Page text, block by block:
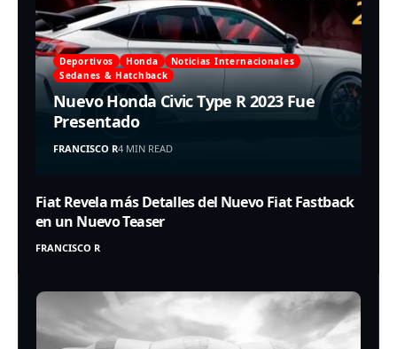
Deportivos Honda
Noticias Internacionales
Sedanes & Hatchback
Nuevo Honda Civic Type R 2023 Fue
Presentado
FRANCISCO R4 MIN READ
Fiat Revela más Detalles del Nuevo Fiat Fastback
en un Nuevo Teaser
FRANCISCO R